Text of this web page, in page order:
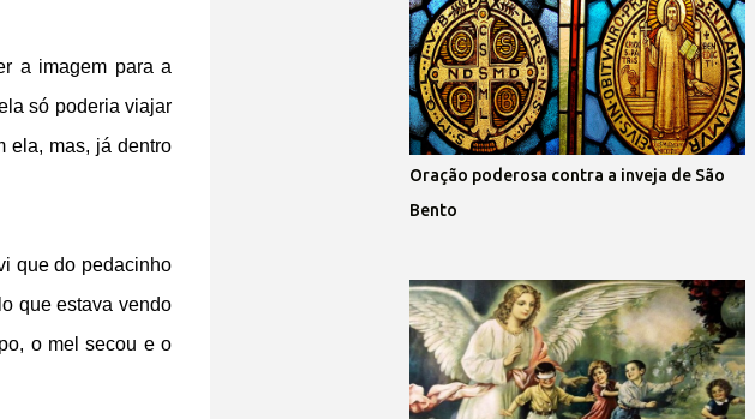
a imagem para a
só poderia viajar
ela, mas, já dentro
que do pedacinho
que estava vendo
o mel secou e o
Oração poderosa contra a inveja de São
Bento